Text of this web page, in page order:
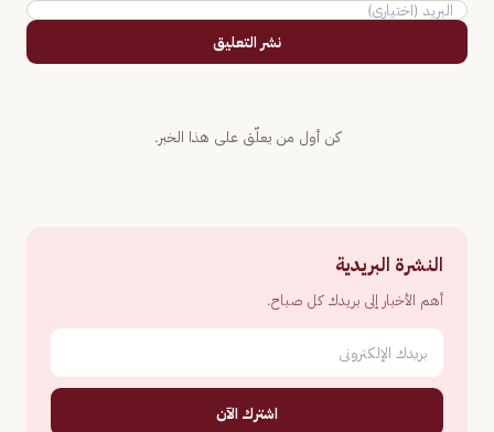
نشر التعليق
كن أول من يعلّق على هذا الخبر.
النشرة البريدية
أهم الأخبار إلى بريدك كل صباح.
اشترك الآن